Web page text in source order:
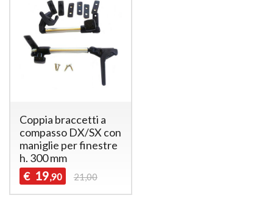
Coppia braccetti a
compasso DX/SX con
maniglie per finestre
h. 300 mm
€ 19,90 21,00